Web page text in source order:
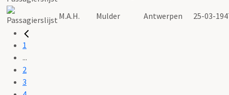
M.A.H. Mulder Antwerpen 25-03-
1
...
2
3